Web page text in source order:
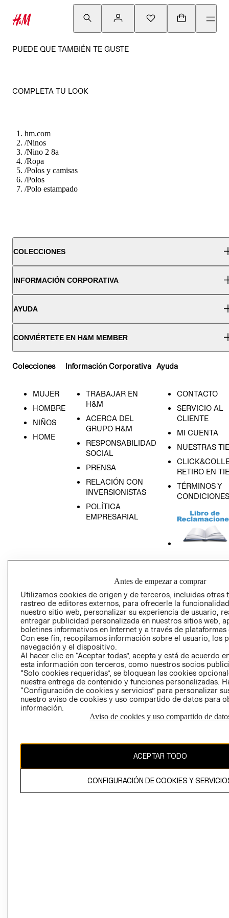
PUEDE QUE TAMBIÉN TE GUSTE
COMPLETA TU LOOK
hm.com
/Ninos
/Nino 2 8a
/Ropa
/Polos y camisas
/Polos
/Polo estampado
COLECCIONES
INFORMACIÓN CORPORATIVA
AYUDA
CONVIÉRTETE EN H&M MEMBER
Colecciones
MUJER
HOMBRE
NIÑOS
HOME
Información Corporativa
TRABAJAR EN
H&M
ACERCA DEL
GRUPO H&M
RESPONSABILIDAD
SOCIAL
PRENSA
RELACIÓN CON
INVERSIONISTAS
POLÍTICA
EMPRESARIAL
Ayuda
CONTACTO
SERVICIO AL
CLIENTE
MI CUENTA
NUESTRAS
RETIRO EN
TÉRMINOS Y
CONDICIONES
GIFT CARD
AVISO DE
Perú (S/)
CAMBIAR REGIÓN
propiedad de H&M Hennes & Mauritz AB
Antes de empezar a comprar
Utilizamos cookies de origen y de terceros, incluidas otras
rastreo de editores externos, para ofrecerle la
nuestro sitio web, personalizar su experiencia de usuario,
entregar publicidad personalizada en nuestros sitios web,
boletines informativos en Internet y a través de plataformas
Con ese fin, recopilamos información sobre el usuario, los
navegación y el dispositivo.
Al hacer clic en “Aceptar todas”, acepta y está de acuerdo
esta información con terceros, como nuestros socios
“Solo cookies requeridas”, se bloquean las cookies
nuestra entrega de contenido y funciones personalizadas.
“Configuración de cookies y servicios” para personalizar
nuestro aviso de cookies y uso compartido de datos para
información.
Aviso de cookies y uso compartido de
ACEPTAR TODO
CONFIGURACIÓN DE COOKIES Y